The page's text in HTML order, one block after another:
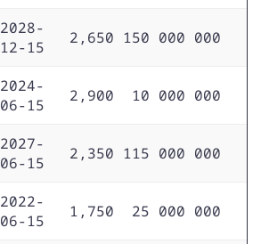
2028-
12-15
2,650 150 000 000
2024-
06-15
2,900 10 000 000
2027-
06-15
2,350 115 000 000
2022-
06-15
1,750 25 000 000